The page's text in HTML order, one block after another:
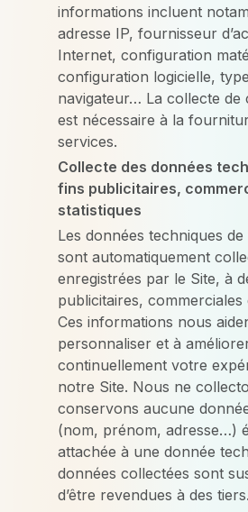
informations incluent
adresse IP, fournisseur
Internet, configuration
configuration logicielle,
navigateur… La collecte de
est nécessaire à la
services.
Collecte des données
fins publicitaires,
statistiques
Les données techniques
sont automatiquement
enregistrées par le Site, à
publicitaires, commerciales
Ces informations nous
personnaliser et à
continuellement votre
notre Site. Nous ne
conservons aucune
(nom, prénom, adresse…)
attachée à une donnée
données collectées sont
d’être revendues à des tiers.